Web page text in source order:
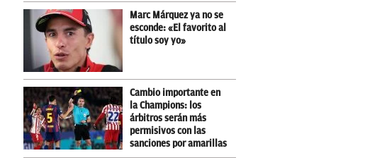
Marc Márquez ya no se
esconde: «El favorito al
título soy yo»
Cambio importante en
la Champions: los
árbitros serán más
permisivos con las
sanciones por amarillas